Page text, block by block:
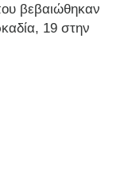
βεβαιώθηκαν
19 στην